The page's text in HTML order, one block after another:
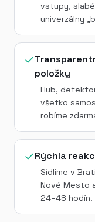
vstupy,
univerzálny
položky
Hub,
všetko
robíme
Rýchla
Sídlime v
Nové Mesto
24–48 hodín.